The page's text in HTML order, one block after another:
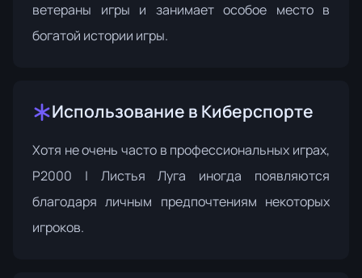
ветераны игры и занимает особое место в
богатой истории игры.
Использование в Киберспорте
Хотя не очень часто в профессиональных играх,
P2000 | Листья Луга иногда появляются
благодаря личным предпочтениям некоторых
игроков.